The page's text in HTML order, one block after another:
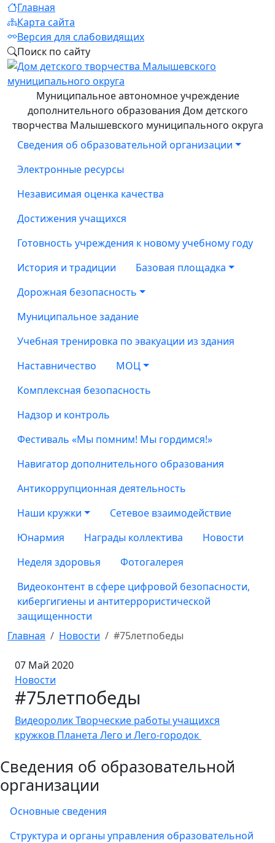
Главная
Карта сайта
Версия для слабовидящих
Поиск по сайту
Муниципальное автономное учреждение
дополнительного образования Дом детского
творчества Малышевского муниципального округа
Сведения об образовательной организации
Электронные ресурсы
Независимая оценка качества
Достижения учащихся
Готовность учреждения к новому учебному году
История и традиции
Базовая площадка
Дорожная безопасность
Муниципальное задание
Учебная тренировка по эвакуации из здания
Наставничество
МОЦ
Комплексная безопасность
Надзор и контроль
Фестиваль «Мы помним! Мы гордимся!»
Навигатор дополнительного образования
Антикоррупционная деятельность
Наши кружки
Сетевое взаимодействие
Юнармия
Награды коллектива
Новости
Неделя здоровья
Фотогалерея
Видеоконтент в сфере цифровой безопасности,
кибергигиены и антитеррористической
защищенности
Главная
Новости #75летпобеды
07 Май 2020
Новости
#75летпобеды
Видеоролик Творческие работы учащихся
кружков Планета Лего и Лего-городок
Сведения об образовательной
организации
Основные сведения
Структура и органы управления образовательной